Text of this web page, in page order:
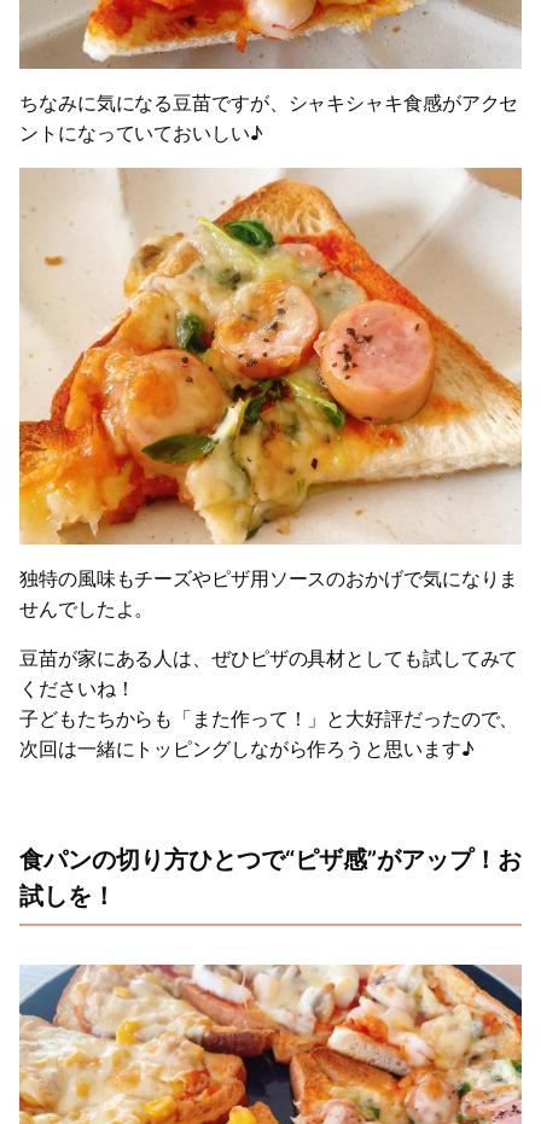
ちなみに気になる豆苗ですが、シャキシャキ食感がアクセ
ントになっていておいしい♪
独特の風味もチーズやピザ用ソースのおかげで気になりま
せんでしたよ。
豆苗が家にある人は、ぜひピザの具材としても試してみて
くださいね！
子どもたちからも「また作って！」と大好評だったので、
次回は一緒にトッピングしながら作ろうと思います♪
食パンの切り方ひとつで“ピザ感”がアップ！お
試しを！